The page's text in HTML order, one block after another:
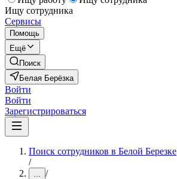
Ищу сотрудника
Сервисы
Помощь
Ещё
Поиск
Белая Берёзка
Войти
Войти
Зарегистрироваться
Поиск сотрудников в Белой Березке
/
... /